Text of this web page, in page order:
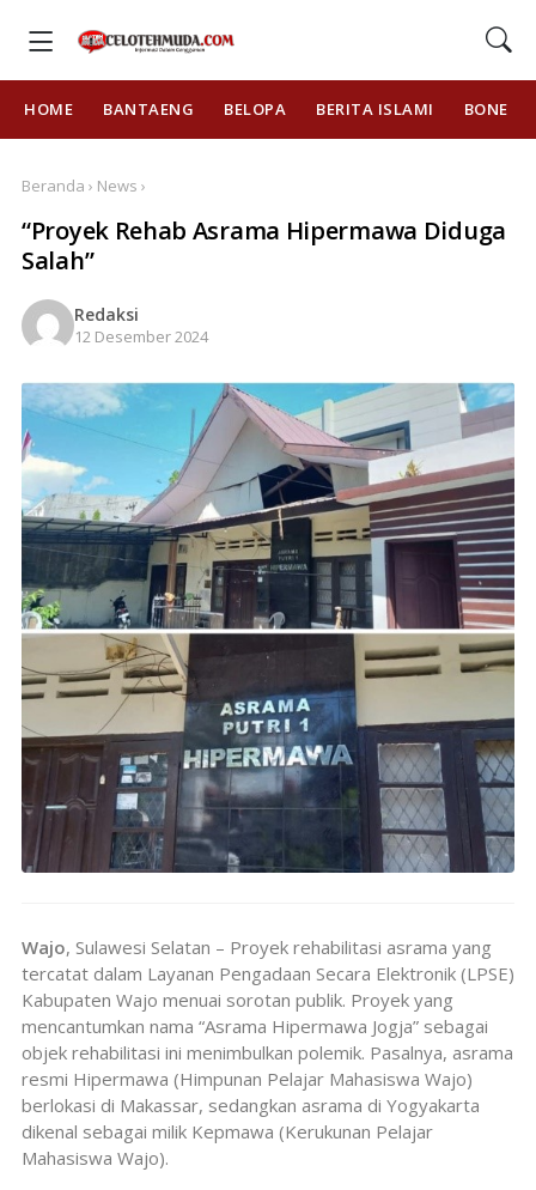
HOME BANTAENG BELOPA BERITA ISLAMI BONE
Beranda › News ›
“Proyek Rehab Asrama Hipermawa Diduga
Salah”
Redaksi
12 Desember 2024
Wajo, Sulawesi Selatan – Proyek rehabilitasi asrama yang
tercatat dalam Layanan Pengadaan Secara Elektronik (LPSE)
Kabupaten Wajo menuai sorotan publik. Proyek yang
mencantumkan nama “Asrama Hipermawa Jogja” sebagai
objek rehabilitasi ini menimbulkan polemik. Pasalnya, asrama
resmi Hipermawa (Himpunan Pelajar Mahasiswa Wajo)
berlokasi di Makassar, sedangkan asrama di Yogyakarta
dikenal sebagai milik Kepmawa (Kerukunan Pelajar
Mahasiswa Wajo).